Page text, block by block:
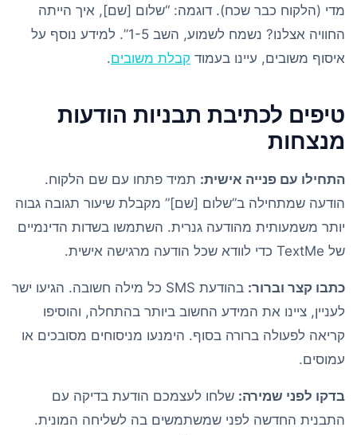
מדי (הלקוח כבר שכח). דוגמה: “שלום [שם], איך הייתה
החוויה אצלנו? נשמח לשמוע, השב 1-5”. למידע נוסף על
איסוף משובים, עיינו בעמוד קבלת משובים.
טיפים לכתיבת תבניות הודעות
מנצחות
התחילו עם פנייה אישית: תמיד פתחו עם שם הלקוח.
הודעה שמתחילה ב”שלום [שם]” מקבלת שיעור תגובה גבוה
יותר משמעותית מהודעה גנרית. השתמשו בשדות הדינמיים
של TextMe כדי לוודא שכל הודעה מרגישה אישית.
כתבו קצר וברור:
בהודעת SMS כל מילה חשובה. הגיעו ישר
לעניין, ציינו את המידע החשוב ביותר בהתחלה, והוסיפו
קריאה לפעולה ברורה בסוף. הימנעו מניסוחים מסובכים או
עמוסים.
בדקו לפני שמירה: שלחו לעצמכם הודעת בדיקה עם
התבנית החדשה לפני שמשתמשים בה לשליחה המונית.